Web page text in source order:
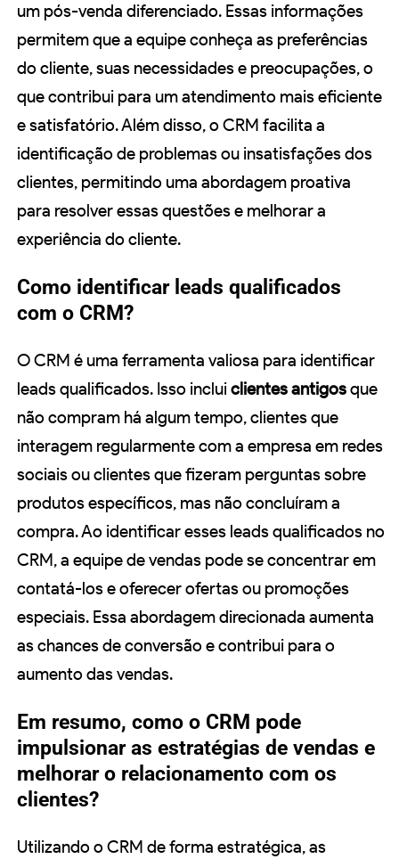
um pós-venda diferenciado. Essas informações
permitem que a equipe conheça as preferências
do cliente, suas necessidades e preocupações, o
que contribui para um atendimento mais eficiente
e satisfatório. Além disso, o CRM facilita a
identificação de problemas ou insatisfações dos
clientes, permitindo uma abordagem proativa
para resolver essas questões e melhorar a
experiência do cliente.
Como identificar leads qualificados
com o CRM?
O CRM é uma ferramenta valiosa para identificar
leads qualificados. Isso incluiclientes antigosque
não compram há algum tempo, clientes que
interagem regularmente com a empresa em redes
sociais ou clientes que fizeram perguntas sobre
produtos específicos, mas não concluíram a
compra. Ao identificar esses leads qualificados no
CRM, a equipe de vendas pode se concentrar em
contatá-los e oferecer ofertas ou promoções
especiais. Essa abordagem direcionada aumenta
as chances de conversão e contribui para o
aumento das vendas.
Em resumo, como o CRM pode
impulsionar as estratégias de vendas e
melhorar o relacionamento com os
clientes?
Utilizando o CRM de forma estratégica, as